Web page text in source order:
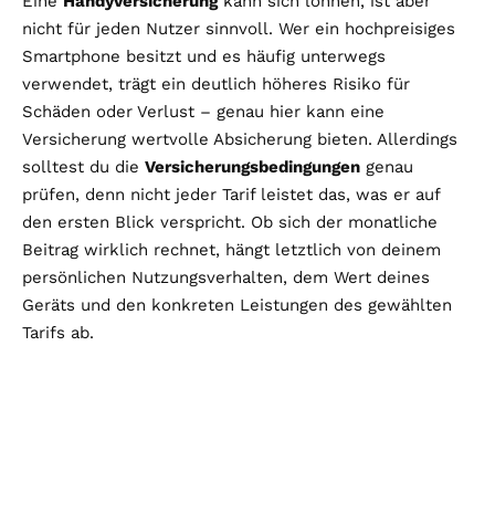
nicht für jeden Nutzer sinnvoll. Wer ein hochpreisiges
Smartphone besitzt und es häufig unterwegs
verwendet, trägt ein deutlich höheres Risiko für
Schäden oder Verlust – genau hier kann eine
Versicherung wertvolle Absicherung bieten. Allerdings
solltest du die Versicherungsbedingungen genau
prüfen, denn nicht jeder Tarif leistet das, was er auf
den ersten Blick verspricht. Ob sich der monatliche
Beitrag wirklich rechnet, hängt letztlich von deinem
persönlichen Nutzungsverhalten, dem Wert deines
Geräts und den konkreten Leistungen des gewählten
Tarifs ab.